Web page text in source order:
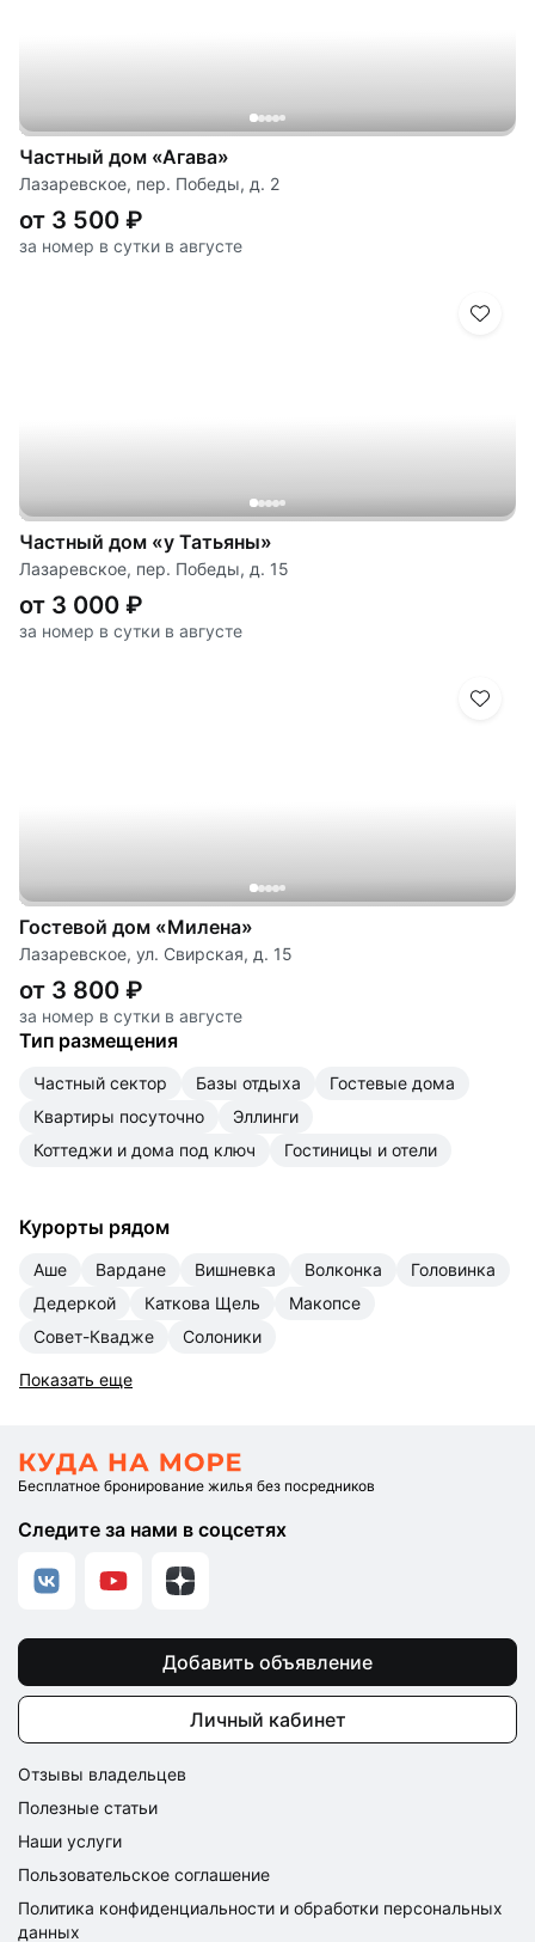
Частный дом «Агава»
Лазаревское, пер. Победы, д. 2
от 3 500 ₽
за номер в сутки в августе
Частный дом «у Татьяны»
Лазаревское, пер. Победы, д. 15
от 3 000 ₽
за номер в сутки в августе
Гостевой дом «Милена»
Лазаревское, ул. Свирская, д. 15
от 3 800 ₽
за номер в сутки в августе
Тип размещения
частный сектор базы отдыха
гостевые дома
квартиры посуточно
эллинги
коттеджи и дома под ключ
гостиницы и отели
Курорты рядом
Аше Вардане Вишневка Волконка
Головинка
Дедеркой
Каткова Щель
Макопсе
Совет-Квадже
Солоники
Показать еще
Бесплатное бронирование жилья без посредников
Следите за нами в соцсетях
Добавить объявление
Личный кабинет
Отзывы владельцев
Полезные статьи
Наши услуги
Пользовательское соглашение
Политика конфиденциальности и обработки персональных
данных